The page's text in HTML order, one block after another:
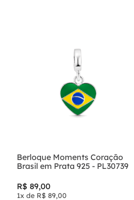
Berloque Moments Coração
Brasil em Prata 925 - PL30739
R$ 89,00
1x de R$ 89,00